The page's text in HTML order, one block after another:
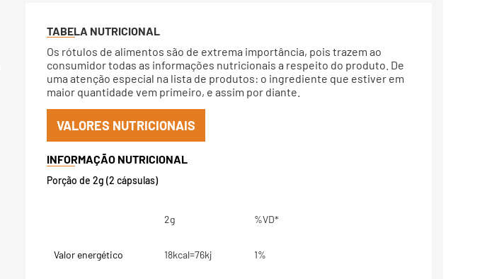
TABELA NUTRICIONAL
Os rótulos de alimentos são de extrema importância, pois trazem ao
consumidor todas as informações nutricionais a respeito do produto. De
uma atenção especial na lista de produtos: o ingrediente que estiver em
maior quantidade vem primeiro, e assim por diante.
VALORES NUTRICIONAIS
Porção de 2g (2 cápsulas)
2g %VD*
Valor energético 18kcal=76kj 1%